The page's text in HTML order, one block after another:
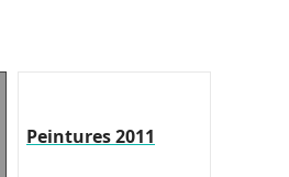
Peintures 2011